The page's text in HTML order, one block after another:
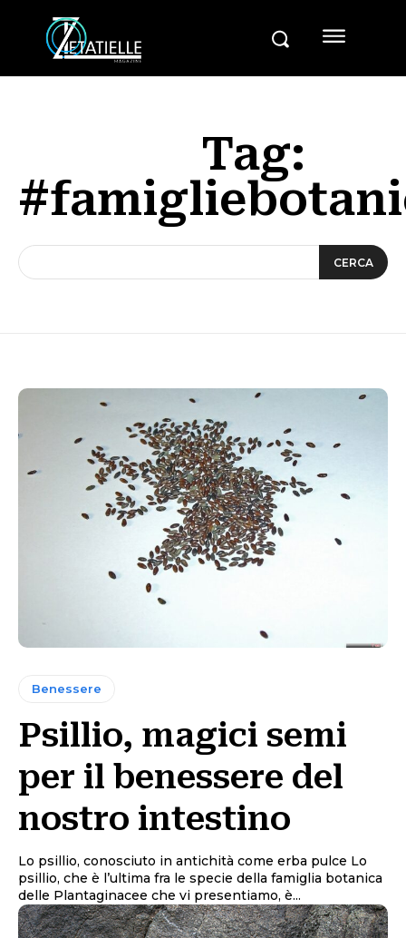
Tag:
CERCA
Benessere
Psillio, magici semi
per il benessere del
nostro intestino
Lo psillio, conosciuto in antichità come erba pulce Lo
psillio, che è l’ultima fra le specie della famiglia botanica
delle Plantaginacee che vi presentiamo, è...